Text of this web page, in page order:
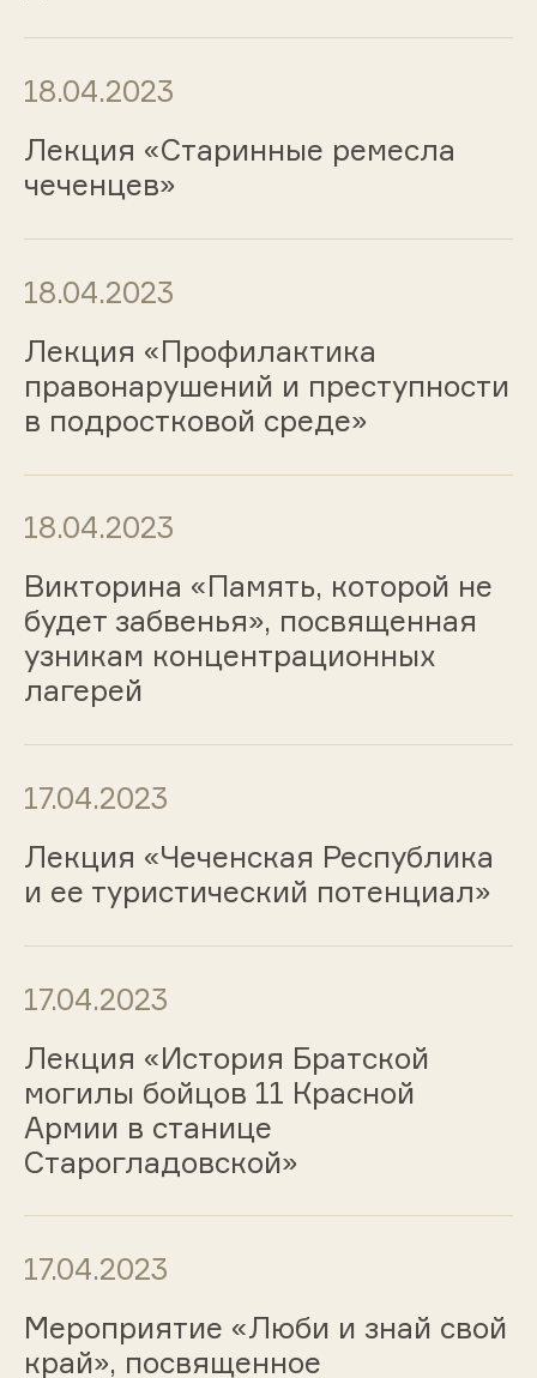
18.04.2023
Лекция «Старинные ремесла
чеченцев»
18.04.2023
Лекция «Профилактика
правонарушений и преступности
в подростковой среде»
18.04.2023
Викторина «Память, которой не
будет забвенья», посвященная
узникам концентрационных
лагерей
17.04.2023
Лекция «Чеченская Республика
и ее туристический потенциал»
17.04.2023
Лекция «История Братской
могилы бойцов 11 Красной
Армии в станице
Старогладовской»
17.04.2023
Мероприятие «Люби и знай свой
край», посвященное